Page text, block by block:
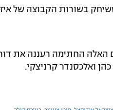
בשורות הקבוצה של איז
האלה החתימה רעננה את דור
ואלכסנדר קרניצקי.